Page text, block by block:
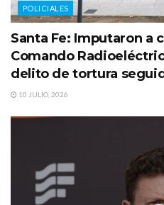
POLICIALES
Santa Fe: Imputaron a
Comando
delito de tortura
10 JULIO, 2026